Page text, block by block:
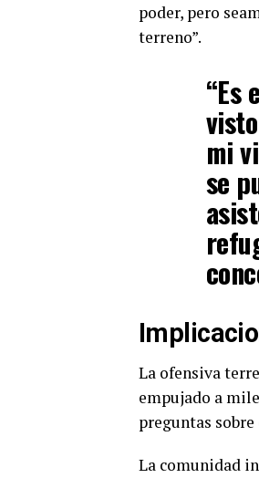
poder, pero
terreno”.
“Es
mi
se
La ofensiva
empujado a
preguntas
La comunidad